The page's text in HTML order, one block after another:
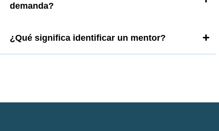
demanda?
¿Qué significa identificar un mentor?